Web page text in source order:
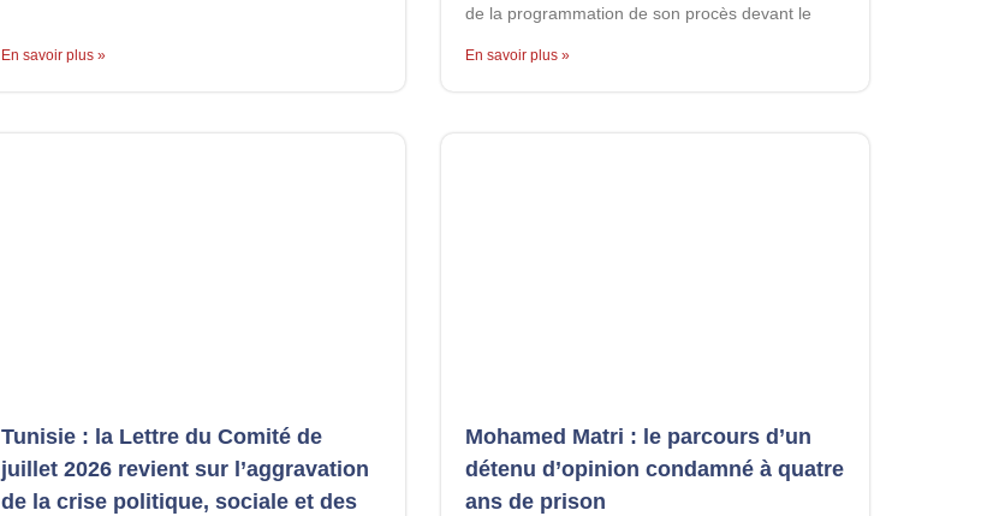
En savoir plus »
de la programmation de son procès devant le
En savoir plus »
Tunisie : la Lettre du Comité de
juillet 2026 revient sur l’aggravation
de la crise politique, sociale et des
Mohamed Matri : le parcours d’un
détenu d’opinion condamné à quatre
ans de prison